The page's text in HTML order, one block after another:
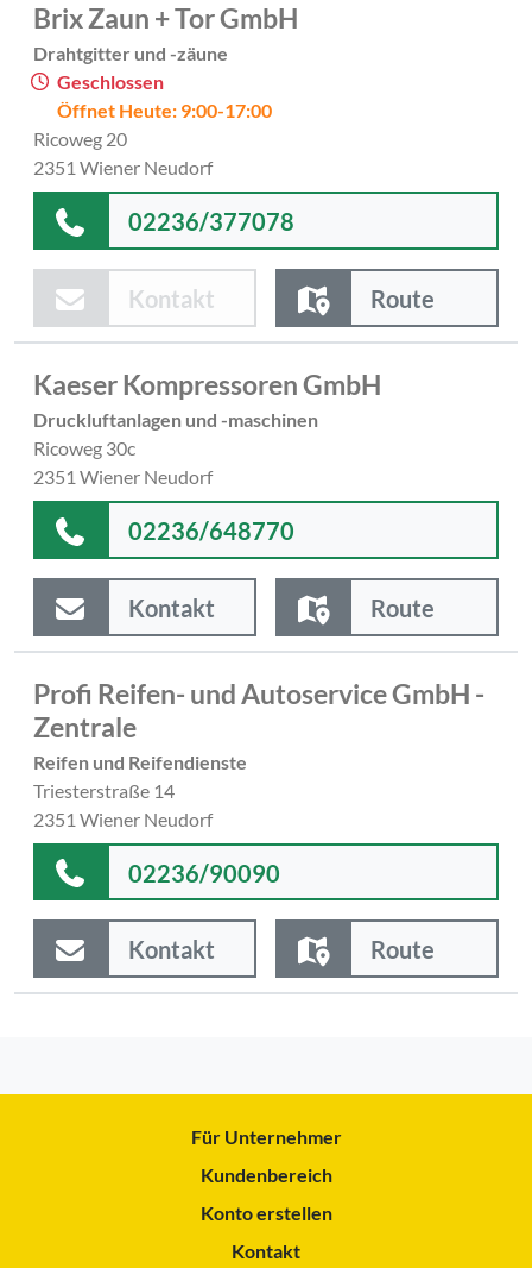
Brix Zaun + Tor GmbH
Drahtgitter und -zäune
Geschlossen
Öffnet Heute: 9:00-17:00
Ricoweg 20
2351 Wiener Neudorf
02236/377078
Kontakt Route
Kaeser Kompressoren GmbH
Druckluftanlagen und -maschinen
Ricoweg 30c
2351 Wiener Neudorf
02236/648770
Kontakt Route
Profi Reifen- und Autoservice GmbH -
Zentrale
Reifen und Reifendienste
Triesterstraße 14
2351 Wiener Neudorf
02236/90090
Kontakt Route
Für Unternehmer
Kundenbereich
Konto erstellen
Kontakt